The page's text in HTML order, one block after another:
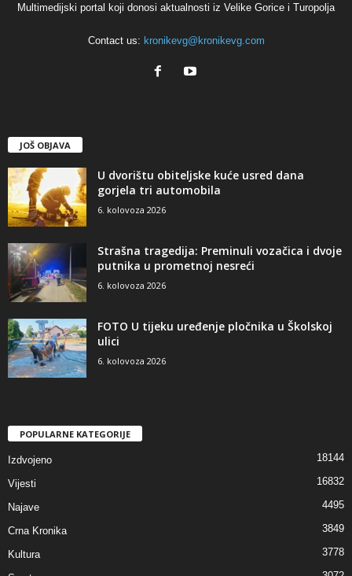
Multimedijski portal koji donosi aktualnosti iz Velike Gorice i Turopolja
Contact us: kronikevg@kronikevg.com
JOŠ OBJAVA
U dvorištu obiteljske kuće usred dana
gorjela tri automobila
6. kolovoza 2026
Strašna tragedija: Preminuli vozačica i dvoje
putnika u prometnoj nesreći
6. kolovoza 2026
FOTO U tijeku uređenje pločnika u Školskoj
ulici
6. kolovoza 2026
POPULARNE KATEGORIJE
Izdvojeno 18144
Vijesti 16832
Najave 4495
Crna Kronika 3849
Kultura 3778